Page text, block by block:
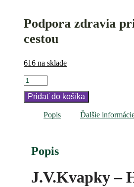
Podpora zdravia
cestou
616 na sklade
množstvo
J.V.Kvapky
(Regenerácia
Pridať do košíka
Popis Ďalšie
Popis
J.V.Kvapky –